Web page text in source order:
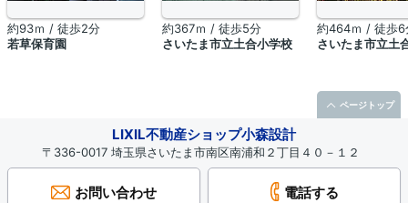
約93ｍ / 徒歩2分
若草保育園
約367ｍ / 徒歩5分
さいたま市立土合小学校
約464ｍ / 徒歩6
さいたま市立土
LIXIL不動産ショップ小森設計
〒336-0017 埼玉県さいたま市南区南浦和２丁目４０－１２
お問い合わせ 電話する
ページトップ